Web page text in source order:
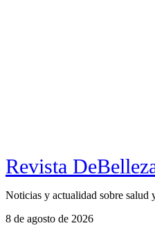
Revista
Noticias y actualidad sobre salud
8 de agosto de 2026